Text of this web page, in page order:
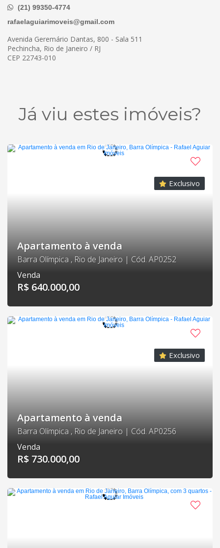
(21) 99350-4774
rafaelaguiarimoveis@gmail.com
Avenida Geremário Dantas, 800 - Sala 511
Pechincha, Rio de Janeiro / RJ
CEP 22743-010
Já viu estes imóveis?
Exclusivo
Apartamento à venda
Barra Olímpica , Rio de Janeiro | Cód. AP0252
Venda
R$ 640.000,00
Exclusivo
Apartamento à venda
Barra Olímpica , Rio de Janeiro | Cód. AP0256
Venda
R$ 730.000,00